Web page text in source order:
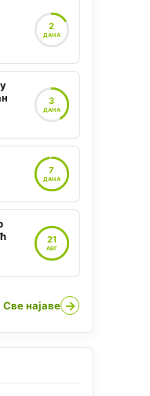
2
ДАНА
3
ДАНА
7
ДАНА
21
АВГ
Све најаве →